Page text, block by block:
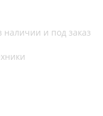
и под заказ